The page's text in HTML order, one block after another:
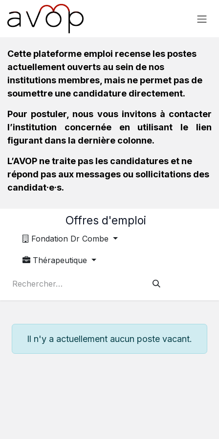
Se rendre au contenu
Cette plateforme emploi recense les postes
actuellement ouverts au sein de nos
institutions membres, mais ne permet pas de
soumettre une candidature directement.
Pour postuler, nous vous invitons à contacter
l’institution concernée en utilisant le lien
figurant dans la dernière colonne.
L’AVOP ne traite pas les candidatures et ne
répond pas aux messages ou sollicitations des
candidat·e·s.
Offres d'emploi
Fondation Dr Combe
Thérapeutique
Il n'y a actuellement aucun poste vacant.